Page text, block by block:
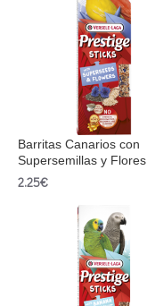
Barritas Canarios con
Supersemillas y Flores
2.25€